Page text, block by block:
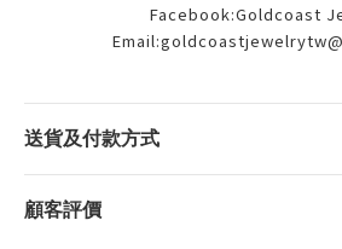
Facebook:Goldcoast
送貨及付款方式
顧客評價